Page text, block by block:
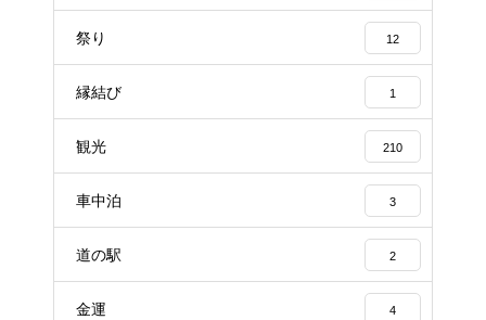
祭り 12
縁結び 1
観光 210
車中泊 3
道の駅 2
金運 4